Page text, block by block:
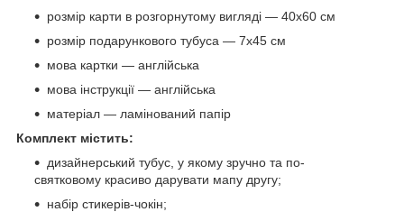
розмір карти в розгорнутому вигляді — 40х60 см
розмір подарункового тубуса — 7х45 см
мова картки — англійська
мова інструкції — англійська
матеріал — ламінований папір
Комплект містить:
дизайнерський тубус, у якому зручно та по-
святковому красиво дарувати мапу другу;
набір стикерів-чокін;